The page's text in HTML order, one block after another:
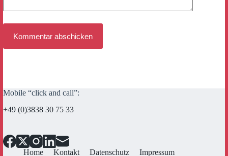
Kommentar abschicken
Mobile “click and call”:
+49 (0)3838 30 75 33
Home Kontakt Datenschutz Impressum